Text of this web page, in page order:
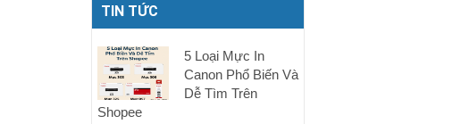
TIN TỨC
5 Loại Mực In
Canon Phổ Biến Và
Dễ Tìm Trên
Shopee